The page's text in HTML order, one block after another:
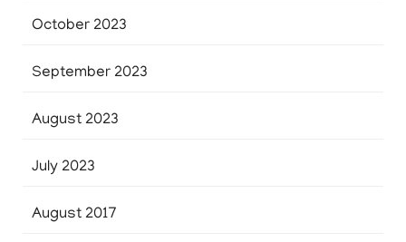
October 2023
September 2023
August 2023
July 2023
August 2017